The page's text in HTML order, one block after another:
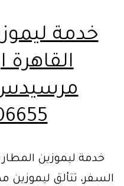
خدمة
القاهرة
مرسيدس
خدمة ليموزين المطار
السفر، تتألق ليموزين